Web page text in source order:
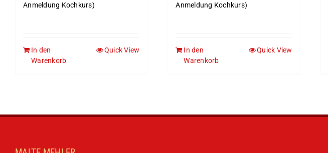
Anmeldung Kochkurs)
In den
Warenkorb
Quick View
Anmeldung Kochkurs)
In den
Warenkorb
Quick View